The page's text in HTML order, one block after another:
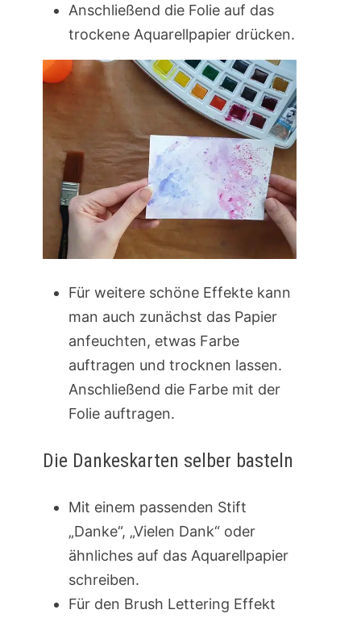
Anschließend die Folie auf das
trockene Aquarellpapier drücken.
Für weitere schöne Effekte kann
man auch zunächst das Papier
anfeuchten, etwas Farbe
auftragen und trocknen lassen.
Anschließend die Farbe mit der
Folie auftragen.
Die Dankeskarten selber basteln
Mit einem passenden Stift
„Danke“, „Vielen Dank“ oder
ähnliches auf das Aquarellpapier
schreiben.
Für den Brush Lettering Effekt